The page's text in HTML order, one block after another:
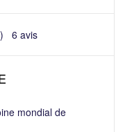
) 6 avis
mondial de